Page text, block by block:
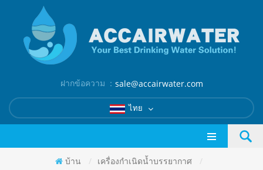
ฝากข้อความ ： sale@accairwater.com
ไทย
บ้าน / เครื่องกำเนิดน้ำบรรยากาศ
/